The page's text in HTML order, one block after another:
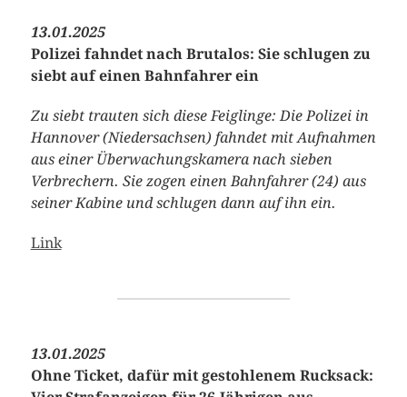
13.01.2025
Polizei fahndet nach Brutalos: Sie schlugen zu
siebt auf einen Bahnfahrer ein
Zu siebt trauten sich diese Feiglinge: Die Polizei in
Hannover (Niedersachsen) fahndet mit Aufnahmen
aus einer Überwachungskamera nach sieben
Verbrechern. Sie zogen einen Bahnfahrer (24) aus
seiner Kabine und schlugen dann auf ihn ein.
Link
13.01.2025
Ohne Ticket, dafür mit gestohlenem Rucksack: